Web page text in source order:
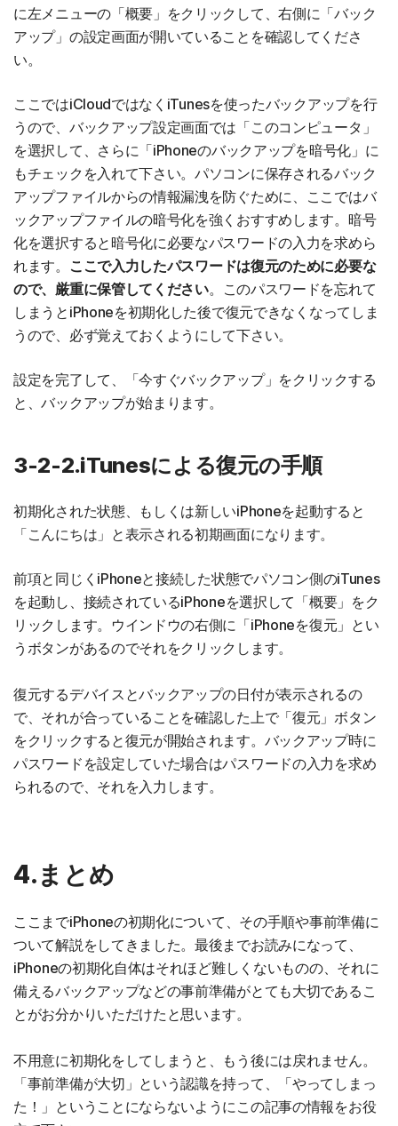
に左メニューの「概要」をクリックして、右側に「バック
アップ」の設定画面が開いていることを確認してくださ
い。
ここではiCloudではなくiTunesを使ったバックアップを行
うので、バックアップ設定画面では「このコンピュータ」
を選択して、さらに「iPhoneのバックアップを暗号化」に
もチェックを入れて下さい。パソコンに保存されるバック
アップファイルからの情報漏洩を防ぐために、ここではバ
ックアップファイルの暗号化を強くおすすめします。暗号
化を選択すると暗号化に必要なパスワードの入力を求めら
れます。
ここで入力したパスワードは復元のために必要な
ので、厳重に保管してください。このパスワードを忘れて
しまうとiPhoneを初期化した後で復元できなくなってしま
うので、必ず覚えておくようにして下さい。
設定を完了して、「今すぐバックアップ」をクリックする
と、バックアップが始まります。
3-2-2.iTunesによる復元の手順
初期化された状態、もしくは新しいiPhoneを起動すると
「こんにちは」と表示される初期画面になります。
前項と同じくiPhoneと接続した状態でパソコン側のiTunes
を起動し、接続されているiPhoneを選択して「概要」をク
リックします。ウインドウの右側に「iPhoneを復元」とい
うボタンがあるのでそれをクリックします。
復元するデバイスとバックアップの日付が表示されるの
で、それが合っていることを確認した上で「復元」ボタン
をクリックすると復元が開始されます。バックアップ時に
パスワードを設定していた場合はパスワードの入力を求め
られるので、それを入力します。
4.まとめ
ここまでiPhoneの初期化について、その手順や事前準備に
ついて解説をしてきました。最後までお読みになって、
iPhoneの初期化自体はそれほど難しくないものの、それに
備えるバックアップなどの事前準備がとても大切であるこ
とがお分かりいただけたと思います。
不用意に初期化をしてしまうと、もう後には戻れません。
「事前準備が大切」という認識を持って、「やってしまっ
た！」ということにならないようにこの記事の情報をお役